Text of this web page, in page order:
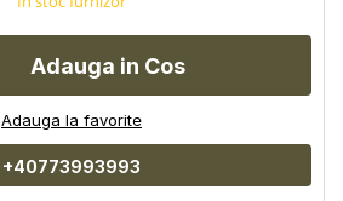
Adauga in Cos
Adauga la favorite
+40773993993